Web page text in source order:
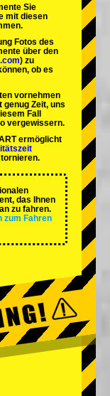
Sie
mit diesen
Fotos des
über den
) zu
ob es
vornehmen
Zeit, uns
Fall
vergewissern.
ermöglicht
das Ihnen
zu fahren.
zum Fahren